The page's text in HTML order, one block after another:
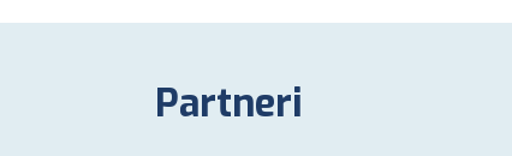
Partneri